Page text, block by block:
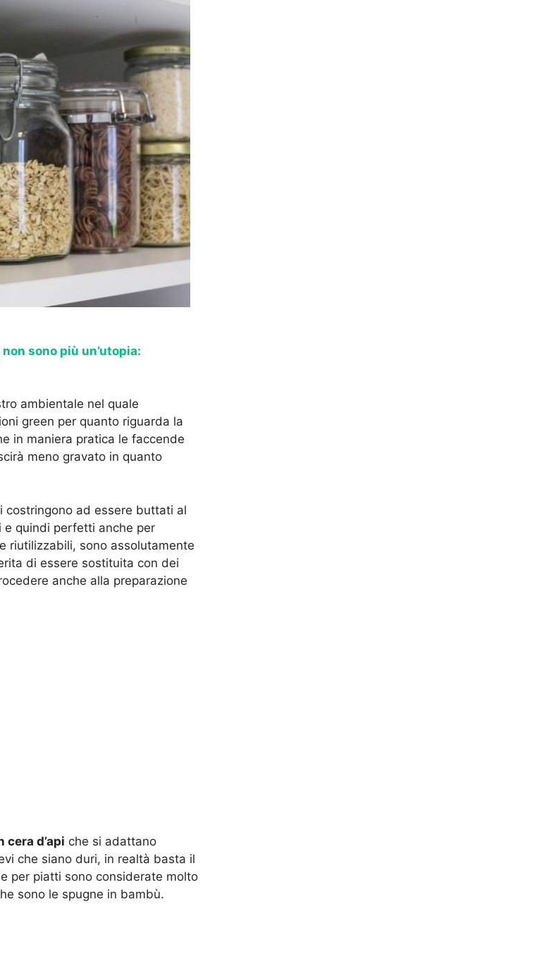
sono più un’utopia:
ambientale nel quale
green per quanto riguarda la
in maniera pratica le faccende
meno gravato in quanto
costringono ad essere buttati al
e quindi perfetti anche per
riutilizzabili, sono assolutamente
di essere sostituita con dei
anche alla preparazione
cera d’api che si adattano
che siano duri, in realtà basta il
per piatti sono considerate molto
sono le spugne in bambù.